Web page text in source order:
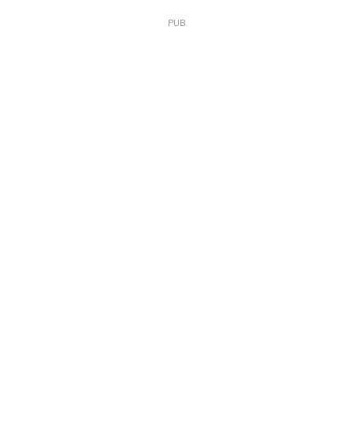
PUB